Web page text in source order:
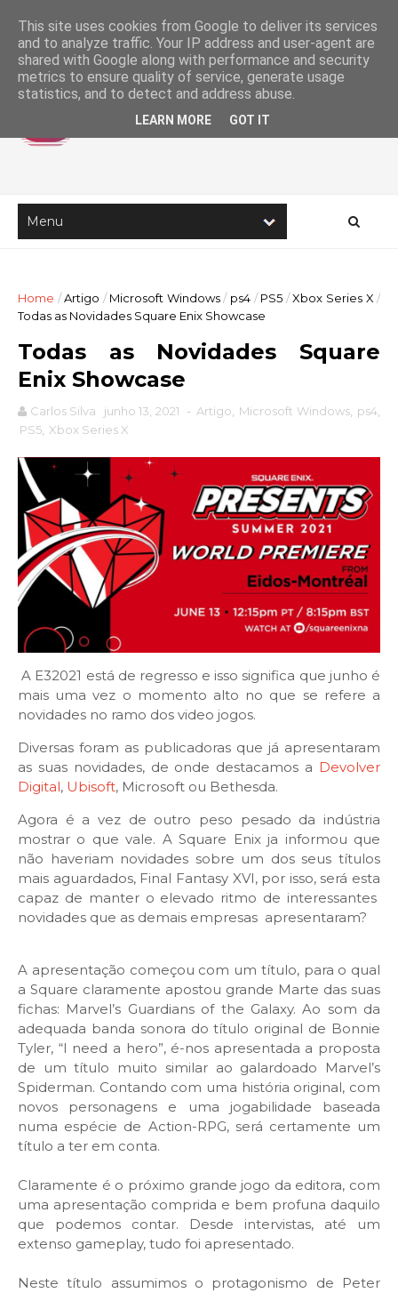
Home / Artigo / Microsoft Windows / ps4 / PS5 / Xbox Series X /
Todas as Novidades Square Enix Showcase
Todas as Novidades Square
Enix Showcase
Carlos Silva junho 13, 2021 - Artigo Microsoft Windows, ps4
PS5 Xbox Series X
A E32021 está de regresso e isso significa que junho é
mais uma vez o momento alto no que se refere a
novidades no ramo dos video jogos.
Diversas foram as publicadoras que já apresentaram
as suas novidades, de onde destacamos a Devolver
Digital, Ubisoft, Microsoft ou Bethesda.
Agora é a vez de outro peso pesado da indústria
mostrar o que vale. A Square Enix ja informou que
não haveriam novidades sobre um dos seus títulos
mais aguardados, Final Fantasy XVI, por isso, será esta
capaz de manter o elevado ritmo de interessantes
novidades que as demais empresas apresentaram?
A apresentação começou com um título, para o qual
a Square claramente apostou grande Marte das suas
fichas: Marvel’s Guardians of the Galaxy. Ao som da
adequada banda sonora do título original de Bonnie
Tyler, “I need a hero”, é-nos apresentada a proposta
de um título muito similar ao galardoado Marvel’s
Spiderman. Contando com uma história original, com
novos personagens e uma jogabilidade baseada
numa espécie de Action-RPG, será certamente um
título a ter em conta.
Claramente é o próximo grande jogo da editora, com
uma apresentação comprida e bem profuna daquilo
que podemos contar. Desde intervistas, até um
extenso gameplay, tudo foi apresentado.
Neste título assumimos o protagonismo de Peter
This site uses cookies from Google to deliver its services
and to analyze traffic. Your IP address and user-agent are
shared with Google along with performance and security
metrics to ensure quality of service, generate usage
statistics, and to detect and address abuse.
LEARN MORE GOT IT